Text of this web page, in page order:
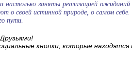
настолько заняты реализацией
о своей истинной природе, о самом
пути.
кнопки, которые